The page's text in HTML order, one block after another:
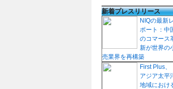
新着プレスリリース
NIQの最新
ポート：中
のコマース
新が世界の
売業界を再構築
First Plus、
アジア太平
地域におけ